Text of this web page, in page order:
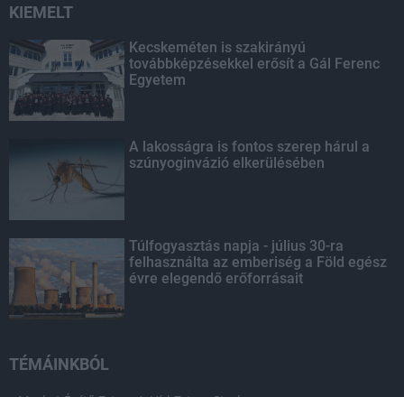
KIEMELT
Kecskeméten is szakirányú
továbbképzésekkel erősít a Gál Ferenc
Egyetem
A lakosságra is fontos szerep hárul a
szúnyoginvázió elkerülésében
Túlfogyasztás napja - július 30-ra
felhasználta az emberiség a Föld egész
évre elegendő erőforrásait
TÉMÁINKBÓL